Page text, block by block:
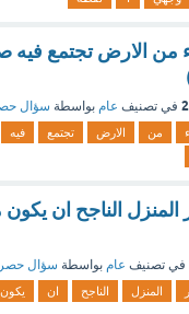
من الارض تجتمع فيه
في تصنيف عام بواسطة سؤال
من الارض تجتمع فيه
في تصنيف عام بواسطة سؤال
المنزل الناجح ان يكون